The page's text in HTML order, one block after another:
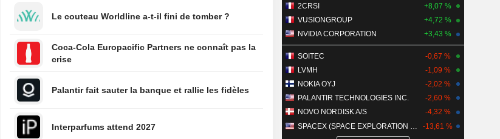
liquidatives
privée après des
Le couteau Worldline a-t-il fini de tomber ?
Coca-Cola Europacific Partners ne connaît pas la
crise
Palantir fait sauter la banque et rallie les fidèles
Interparfums attend 2027
2CRSI
+8,07 %
VUSIONGROUP
+4,72 %
NVIDIA CORPORATION
+3,43 %
SOITEC
-0,67 %
LVMH
-1,09 %
NOKIA OYJ
-2,02 %
PALANTIR TECHNOLOGIES INC.
-2,60 %
NOVO NORDISK A/S
-4,32 %
-13,61 %